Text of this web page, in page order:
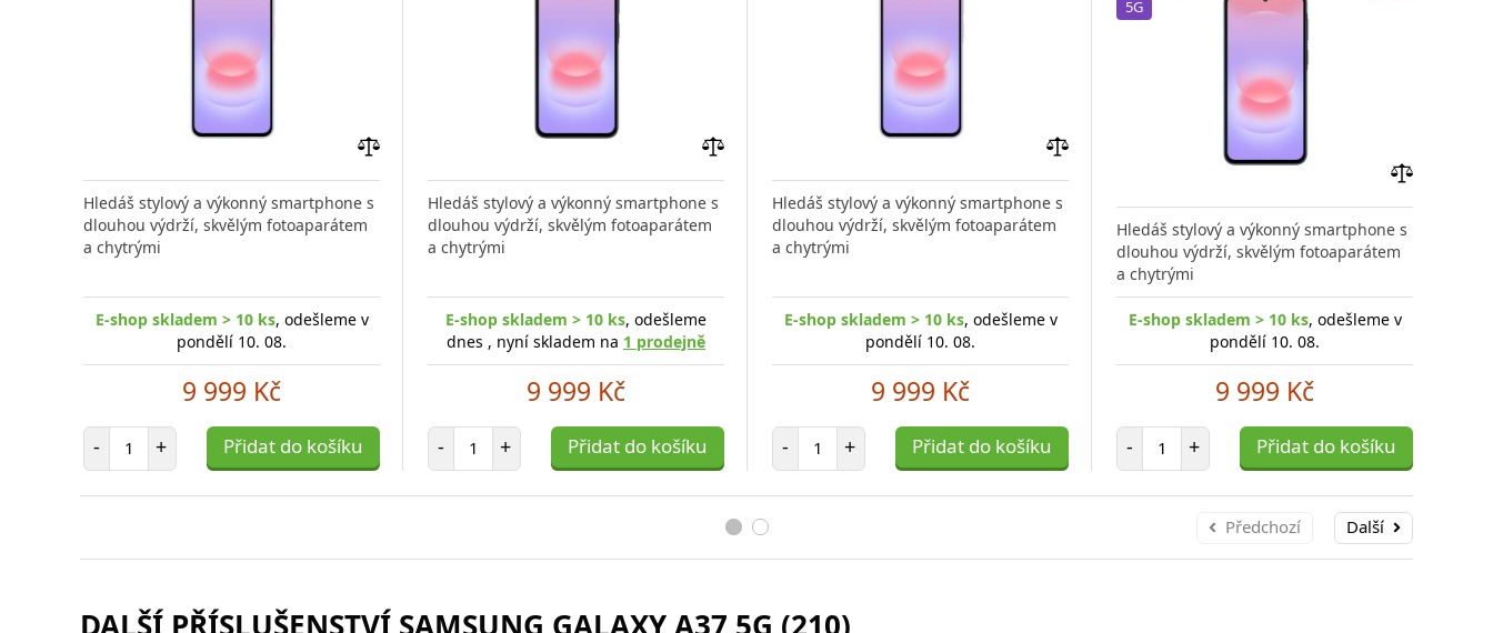
porovnání
Hledáš stylový a výkonný smartphone s
dlouhou výdrží, skvělým fotoaparátem
a chytrými
E-shop skladem > 10 ks, odešleme v
pondělí 10. 08.
9 999 Kč
- Počet položek
+ Přidat do košíku
porovnání
Hledáš stylový a výkonný smartphone s
dlouhou výdrží, skvělým fotoaparátem
a chytrými
E-shop skladem > 10 ks, odešleme
dnes , nyní skladem na 1 prodejně
9 999 Kč
- Počet položek
+ Přidat do košíku
porovnání
Hledáš stylový a výkonný smartphone s
dlouhou výdrží, skvělým fotoaparátem
a chytrými
E-shop skladem > 10 ks, odešleme v
pondělí 10. 08.
9 999 Kč
- Počet položek
+ Přidat do košíku
5G
porovnání
Hledáš stylový a výkonný smartphone s
dlouhou výdrží, skvělým fotoaparátem
a chytrými
E-shop skladem > 10 ks, odešleme v
pondělí 10. 08.
9 999 Kč
- Počet položek
+ Přidat do košíku
Předchozí Další
DALŠÍ PŘÍSLUŠENSTVÍ SAMSUNG GALAXY A37 5G (210)